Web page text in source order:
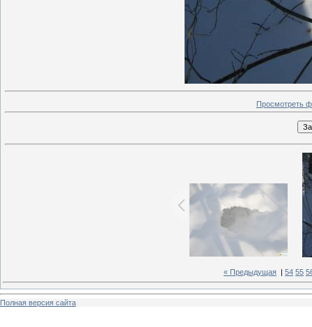
Просмотреть
« Предыдущая | 54 55
Полная версия сайта